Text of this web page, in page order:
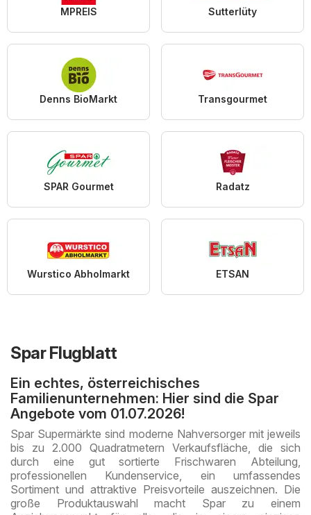
MPREIS Sutterlüty
Denns BioMarkt Transgourmet
SPAR Gourmet Radatz
Wurstico Abholmarkt ETSAN
Spar Flugblatt
Ein echtes, österreichisches
Familienunternehmen: Hier sind die Spar
Angebote vom 01.07.2026!
Spar Supermärkte sind moderne Nahversorger mit jeweils
bis zu 2.000 Quadratmetern Verkaufsfläche, die sich
durch eine gut sortierte Frischwaren Abteilung,
professionellen Kundenservice, ein umfassendes
Sortiment und attraktive Preisvorteile auszeichnen. Die
große Produktauswahl macht Spar zu einem